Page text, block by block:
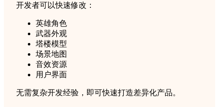
开发者可以快速修改：
英雄角色
武器外观
塔楼模型
场景地图
音效资源
用户界面
无需复杂开发经验，即可快速打造差异化产品。